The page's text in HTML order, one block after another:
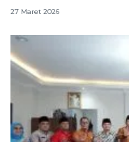
27 Maret 2026